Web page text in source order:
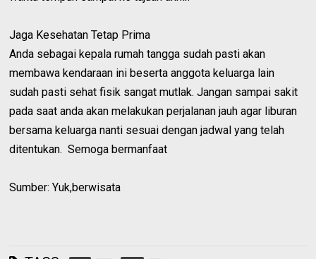
Jaga Kesehatan Tetap Prima
Anda sebagai kepala rumah tangga sudah pasti akan
membawa kendaraan ini beserta anggota keluarga lain
sudah pasti sehat fisik sangat mutlak. Jangan sampai sakit
pada saat anda akan melakukan perjalanan jauh agar liburan
bersama keluarga nanti sesuai dengan jadwal yang telah
ditentukan. Semoga bermanfaat
Sumber: Yuk,berwisata